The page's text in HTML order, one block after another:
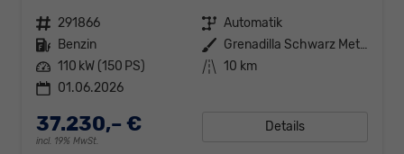
Fahrzeugnr. 291866 Getriebe Automatik
Kraftstoff Benzin Außenfarbe
Grenadilla Schwarz Metallic
Leistung 110 kW (150 PS) Kilometerstand 10 km
01.06.2026
37.230,– €
incl. 19% MwSt.
Details